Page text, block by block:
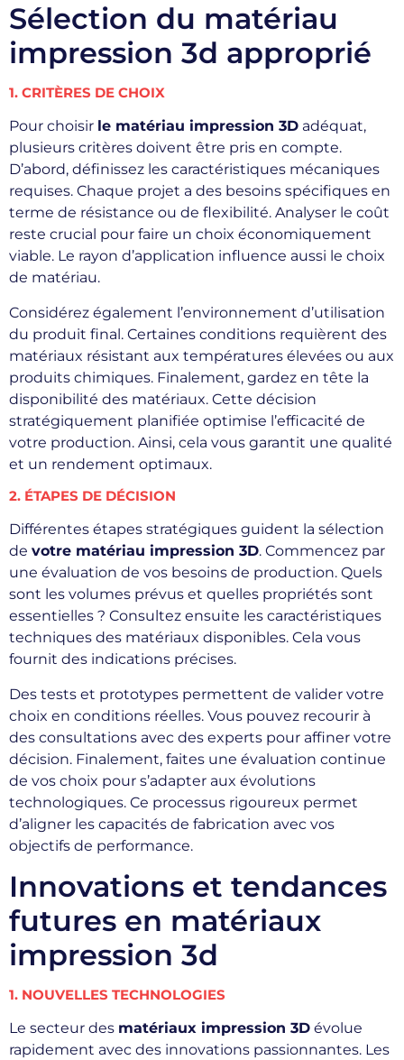
Sélection du matériau
impression 3d approprié
1. CRITÈRES DE CHOIX
Pour choisir le matériau impression 3D adéquat,
plusieurs critères doivent être pris en compte.
D’abord, définissez les caractéristiques mécaniques
requises. Chaque projet a des besoins spécifiques en
terme de résistance ou de flexibilité. Analyser le coût
reste crucial pour faire un choix économiquement
viable. Le rayon d’application influence aussi le choix
de matériau.
Considérez également l’environnement d’utilisation
du produit final. Certaines conditions requièrent des
matériaux résistant aux températures élevées ou aux
produits chimiques. Finalement, gardez en tête la
disponibilité des matériaux. Cette décision
stratégiquement planifiée optimise l’efficacité de
votre production. Ainsi, cela vous garantit une qualité
et un rendement optimaux.
2. ÉTAPES DE DÉCISION
Différentes étapes stratégiques guident la sélection
de votre matériau impression 3D. Commencez par
une évaluation de vos besoins de production. Quels
sont les volumes prévus et quelles propriétés sont
essentielles ? Consultez ensuite les caractéristiques
techniques des matériaux disponibles. Cela vous
fournit des indications précises.
Des tests et prototypes permettent de valider votre
choix en conditions réelles. Vous pouvez recourir à
des consultations avec des experts pour affiner votre
décision. Finalement, faites une évaluation continue
de vos choix pour s’adapter aux évolutions
technologiques. Ce processus rigoureux permet
d’aligner les capacités de fabrication avec vos
objectifs de performance.
Innovations et tendances
futures en matériaux
impression 3d
1. NOUVELLES TECHNOLOGIES
Le secteur des matériaux impression 3D évolue
rapidement avec des innovations passionnantes. Les